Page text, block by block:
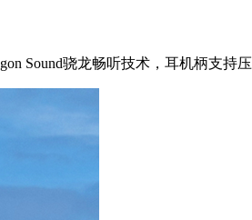
Sound骁龙畅听技术，耳机柄支持压